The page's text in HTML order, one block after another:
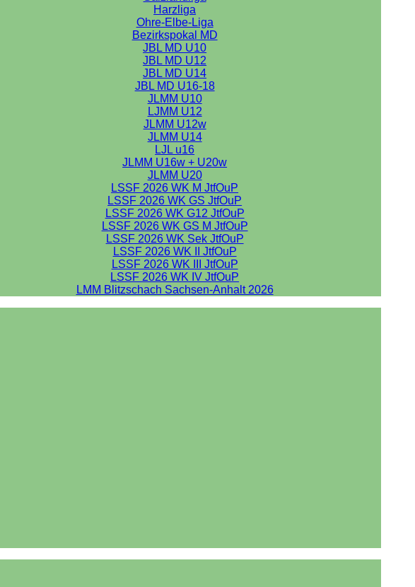
Harzliga
Ohre-Elbe-Liga
Bezirkspokal MD
JBL MD U10
JBL MD U12
JBL MD U14
JBL MD U16-18
JLMM U10
LJMM U12
JLMM U12w
JLMM U14
LJL u16
JLMM U16w + U20w
JLMM U20
LSSF 2026 WK M JtfOuP
LSSF 2026 WK GS JtfOuP
LSSF 2026 WK G12 JtfOuP
LSSF 2026 WK GS M JtfOuP
LSSF 2026 WK Sek JtfOuP
LSSF 2026 WK II JtfOuP
LSSF 2026 WK III JtfOuP
LSSF 2026 WK IV JtfOuP
LMM Blitzschach Sachsen-Anhalt 2026